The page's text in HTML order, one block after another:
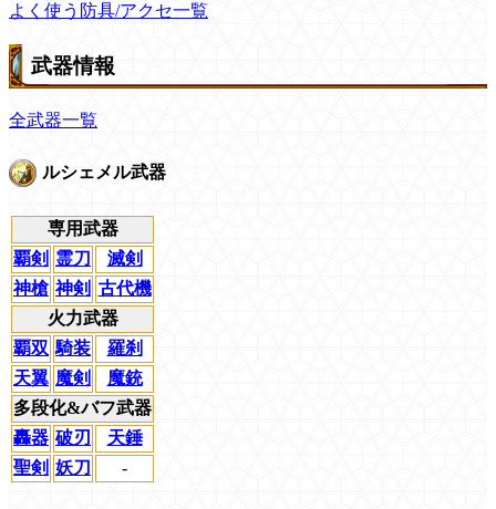
よく使う防具/アクセ一覧
武器情報
全武器一覧
ルシェメル武器
専用武器
覇剣 霊刀
滅剣
神槍 神剣 古代機
火力武器
覇双 騎装
羅刹
天翼 魔剣
魔銃
多段化&バフ武器
轟器 破刃
天錘
聖剣 妖刀 -